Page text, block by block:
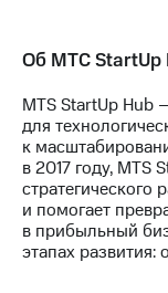
именных
Другое
Контакты
Об МТС StartUp
MTS StartUp Hub
для
к
в 2017 году, MTS
стратегического
и помогает
в прибыльный
этапах